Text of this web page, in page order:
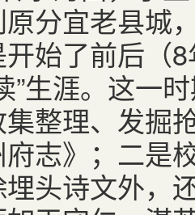
分宜老县城
始了前后（
”生涯。这一
整理、发掘
志》；二是
头诗文外，